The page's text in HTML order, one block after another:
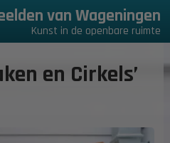
van Wageningen
Kunst in de openbare ruimte
en Cirkels’